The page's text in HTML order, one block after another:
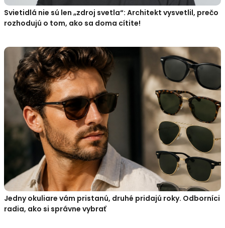
Svietidlá nie sú len „zdroj svetla“: Architekt vysvetlil, prečo
rozhodujú o tom, ako sa doma cítite!
Jedny okuliare vám pristanú, druhé pridajú roky. Odborníci
radia, ako si správne vybrať